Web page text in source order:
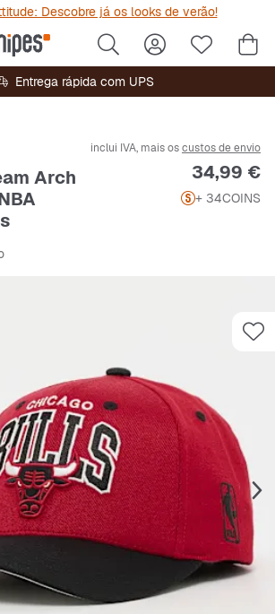
Descobre já os looks de verão!
Entrega rápida com UPS
Arch
inclui IVA, mais oscustos de envio
Preço
34,99 €
+ 34COINS